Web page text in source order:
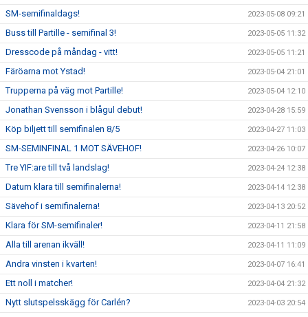
SM-semifinaldags! 2023-05-08 09:21
Buss till Partille - semifinal 3! 2023-05-05 11:32
Dresscode på måndag - vitt! 2023-05-05 11:21
Färöarna mot Ystad! 2023-05-04 21:01
Trupperna på väg mot Partille! 2023-05-04 12:10
Jonathan Svensson i blågul debut! 2023-04-28 15:59
Köp biljett till semifinalen 8/5 2023-04-27 11:03
SM-SEMINFINAL 1 MOT SÄVEHOF! 2023-04-26 10:07
Tre YIF:are till två landslag! 2023-04-24 12:38
Datum klara till semifinalerna! 2023-04-14 12:38
Sävehof i semifinalerna! 2023-04-13 20:52
Klara för SM-semifinaler! 2023-04-11 21:58
Alla till arenan ikväll! 2023-04-11 11:09
Andra vinsten i kvarten! 2023-04-07 16:41
Ett noll i matcher! 2023-04-04 21:32
Nytt slutspelsskägg för Carlén? 2023-04-03 20:54